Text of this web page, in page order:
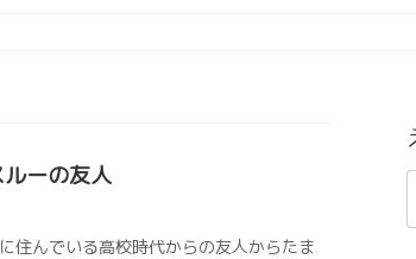
ーの友人
住んでいる高校時代からの友人からたま